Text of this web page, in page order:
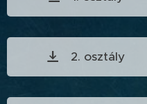
2. osztály